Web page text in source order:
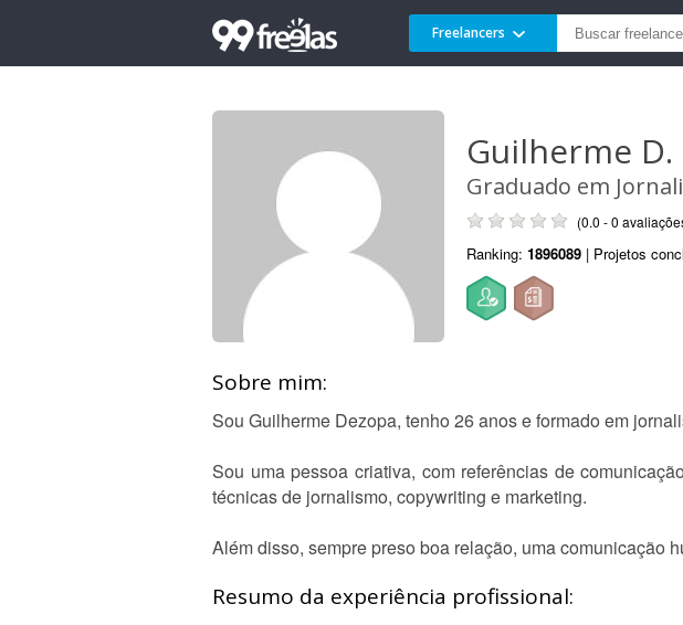
Freelancers
Guilherme D.
Graduado em
(0.0 - 0
Ranking: 1896089 | Projetos
Sobre mim:
Sou Guilherme Dezopa, tenho 26 anos e formado em
Sou uma pessoa criativa, com referências de
técnicas de jornalismo, copywriting e marketing.
Além disso, sempre preso boa relação, uma comunicação
Resumo da experiência profissional: